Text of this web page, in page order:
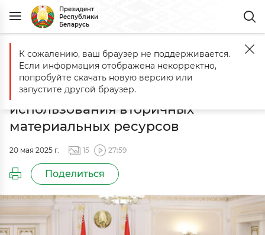
Президент
Республики
Беларусь
Главная События Совещание по вопросам обращения с
Совещание по вопросам
обращения с отходами и
использования вторичных
материальных ресурсов
20 мая 2025 г. 15 27:59
Поделиться
К сожалению, ваш браузер не поддерживается.
Если информация отображена некорректно,
попробуйте скачать новую версию или
запустите другой браузер.